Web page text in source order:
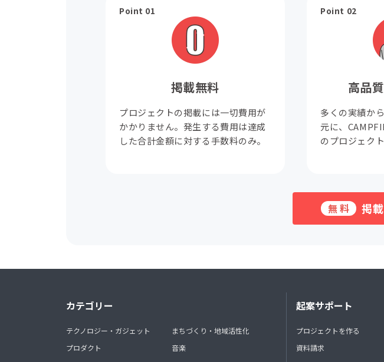
Point 01
掲載無料
プロジェクトの掲載には一切費用が
かかりません。発生する費用は達成
した合計金額に対する手数料のみ。
Point 02
高品
多くの実績か
元に、
のプロジェク
無料 掲
カテゴリー
テクノロジー・ガジェット
プロダクト
まちづくり・地域活性化
音楽
起案サポート
プロジェクトを作る
資料請求